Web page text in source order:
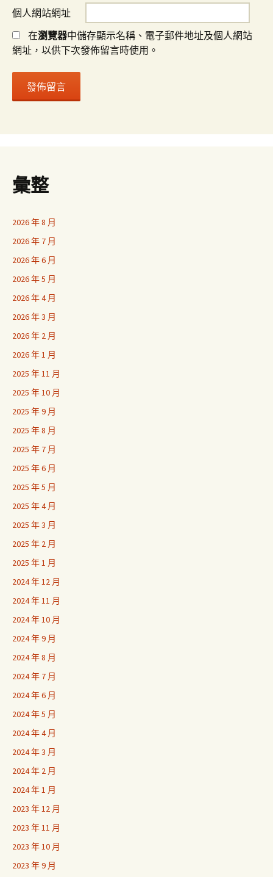
個人網站網址
在瀏覽器中儲存顯示名稱、電子郵件地址及個人網站
網址，以供下次發佈留言時使用。
彙整
2026 年 8 月
2026 年 7 月
2026 年 6 月
2026 年 5 月
2026 年 4 月
2026 年 3 月
2026 年 2 月
2026 年 1 月
2025 年 11 月
2025 年 10 月
2025 年 9 月
2025 年 8 月
2025 年 7 月
2025 年 6 月
2025 年 5 月
2025 年 4 月
2025 年 3 月
2025 年 2 月
2025 年 1 月
2024 年 12 月
2024 年 11 月
2024 年 10 月
2024 年 9 月
2024 年 8 月
2024 年 7 月
2024 年 6 月
2024 年 5 月
2024 年 4 月
2024 年 3 月
2024 年 2 月
2024 年 1 月
2023 年 12 月
2023 年 11 月
2023 年 10 月
2023 年 9 月